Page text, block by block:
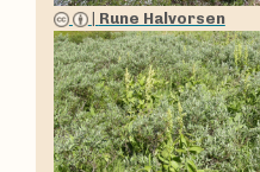
Rune Halvorsen